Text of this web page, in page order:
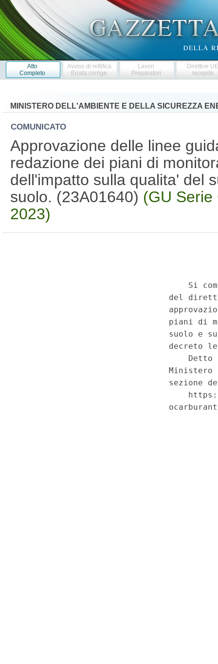
Atto
Completo
Avviso di rettifica
Errata corrige
Lavori
Preparatori
Direttive
recepite
MINISTERO DELL'AMBIENTE E DELLA SICUREZZA
COMUNICATO
Approvazione delle linee
redazione dei piani di
dell'impatto sulla qualita' del
suolo. (23A01640) (GU
2023)